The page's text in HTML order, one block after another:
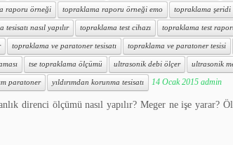
raporu örneği topraklama raporu örneği emo topraklama şeridi
tesisatı nasıl yapılır topraklama test cihazı topraklama test
topraklama ve paratoner tesisatı topraklama ve paratoner tesisi
tse topraklama ölçümü ultrasonik debi ölçer ultrasonik
paratoner yıldırımdan korunma tesisatı 14 Ocak 2015 admin
direnci ölçümü nasıl yapılır? Meger ne işe yarar?